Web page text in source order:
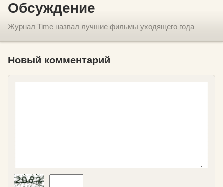
Обсуждение
Журнал Time назвал лучшие фильмы уходящего года
Новый комментарий